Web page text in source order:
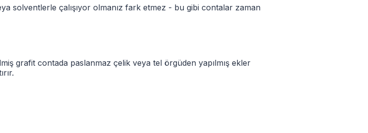
solventlerle çalışıyor olmanız fark etmez - bu gibi contalar zaman
grafit contada paslanmaz çelik veya tel örgüden yapılmış ekler